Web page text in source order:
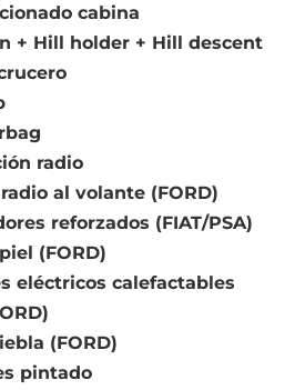
cabina
+ Hill holder + Hill descent
radio
al volante (FORD)
reforzados (FIAT/PSA)
(FORD)
eléctricos calefactables
(FORD)
pintado